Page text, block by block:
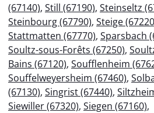
(67140), Still (67190), Steinseltz
Steinbourg (67790), Steige
Stattmatten (67770), Sparsbach
Soultz-sous-Forêts (67250),
Bains (67120), Soufflenheim
Souffelweyersheim (67460),
(67130), Singrist (67440),
Siewiller (67320), Siegen (67160),